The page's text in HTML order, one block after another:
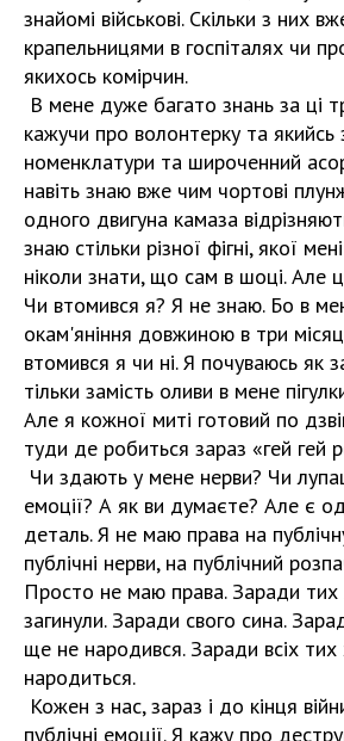
знайомі військові. Скільки з них
крапельницями в госпіталях чи
якихось комірчин.
В мене дуже багато знань за ці
кажучи про волонтерку та
номенклатури та широченний
навіть знаю вже чим чортові
одного двигуна камаза
знаю стільки різної фігні, якої
ніколи знати, що сам в шоці. Але
Чи втомився я? Я не знаю. Бо в
окам'яніння довжиною в три
втомився я чи ні. Я почуваюсь як
тільки замість оливи в мене
Але я кожної миті готовий по
туди де робиться зараз «гей гей
Чи здають у мене нерви? Чи
емоції? А як ви думаєте? Але є
деталь. Я не маю права на
публічні нерви, на публічний
Просто не маю права. Заради тих
загинули. Заради свого сина.
ще не народився. Заради всіх
народиться.
Кожен з нас, зараз і до кінця
публічні емоції. Я кажу про